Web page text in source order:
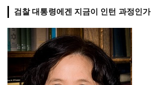
검찰 대통령에겐 지금이 인턴 과정인가